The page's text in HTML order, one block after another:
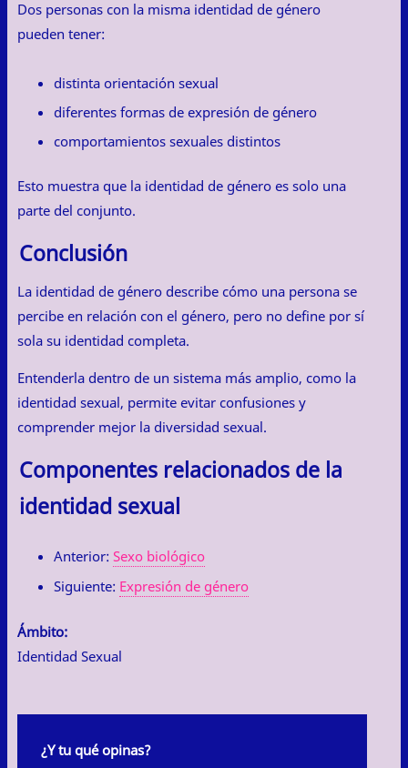
Dos personas con la misma identidad de género
pueden tener:
distinta orientación sexual
diferentes formas de expresión de género
comportamientos sexuales distintos
Esto muestra que la identidad de género es solo una
parte del conjunto.
Conclusión
La identidad de género describe cómo una persona se
percibe en relación con el género, pero no define por sí
sola su identidad completa.
Entenderla dentro de un sistema más amplio, como la
identidad sexual, permite evitar confusiones y
comprender mejor la diversidad sexual.
Componentes relacionados de la
identidad sexual
Anterior: Sexo biológico
Siguiente: Expresión de género
Ámbito:
Identidad Sexual
¿Y tu qué opinas?